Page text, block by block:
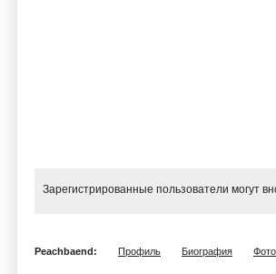
Зарегистрированные пользователи могут
Peachbaend: Профиль Биография Фото